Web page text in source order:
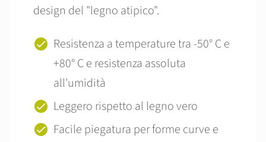
design del "legno atipico".
Resistenza a temperature tra -50° C e
+80° C e resistenza assoluta
all'umidità
Leggero rispetto al legno vero
Facile piegatura per forme curve e